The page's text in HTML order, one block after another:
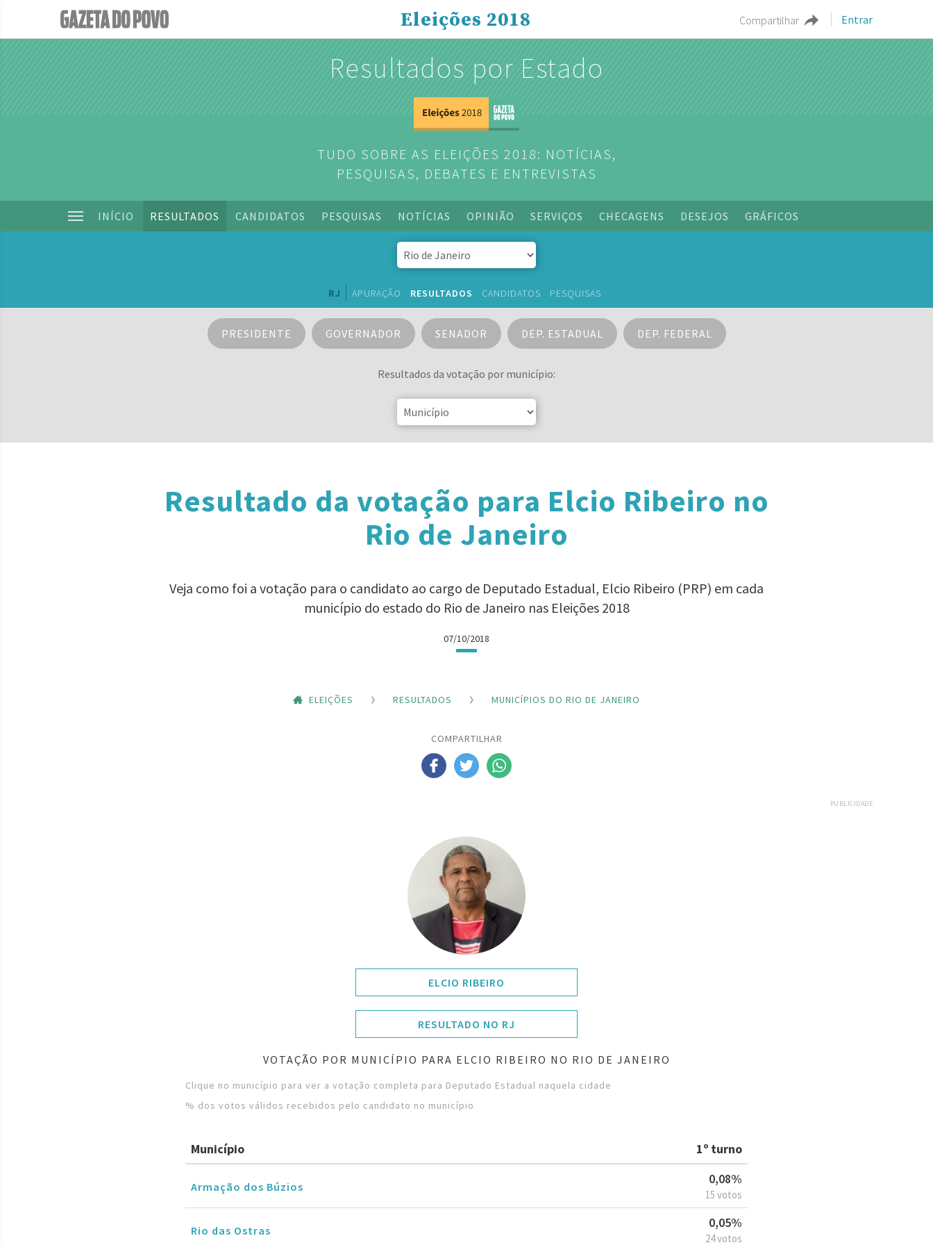
Compartilhar Entrar
Eleições 2018
Resultados por Estado
TUDO SOBRE AS ELEIÇÕES 2018: NOTÍCIAS,
PESQUISAS, DEBATES E ENTREVISTAS
INÍCIO RESULTADOS CANDIDATOS PESQUISAS NOTÍCIAS OPINIÃO SERVIÇOS CHECAGENS DESEJOS GRÁFICOS
RJ APURAÇÃO RESULTADOS CANDIDATOS PESQUISAS
PRESIDENTE GOVERNADOR SENADOR DEP. ESTADUAL DEP. FEDERAL
Resultados da votação por município:
Resultado da votação para Elcio Ribeiro no
Rio de Janeiro
Veja como foi a votação para o candidato ao cargo de Deputado Estadual, Elcio Ribeiro (PRP) em cada
município do estado do Rio de Janeiro nas Eleições 2018
07/10/2018
ELEIÇÕES RESULTADOS MUNICÍPIOS DO RIO DE JANEIRO
COMPARTILHAR
PUBLICIDADE
ELCIO RIBEIRO
RESULTADO NO RJ
VOTAÇÃO POR MUNICÍPIO PARA ELCIO RIBEIRO NO RIO DE JANEIRO
Clique no município para ver a votação completa para Deputado Estadual naquela cidade
% dos votos válidos recebidos pelo candidato no município
Município 1º turno
Armação dos Búzios
0,08%
15 votos
Rio das Ostras
0,05%
24 votos